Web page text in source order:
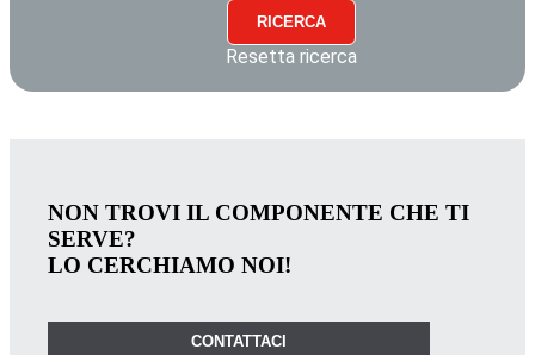
RICERCA
Resetta ricerca
NON TROVI IL COMPONENTE CHE TI
SERVE?
LO CERCHIAMO NOI!
CONTATTACI